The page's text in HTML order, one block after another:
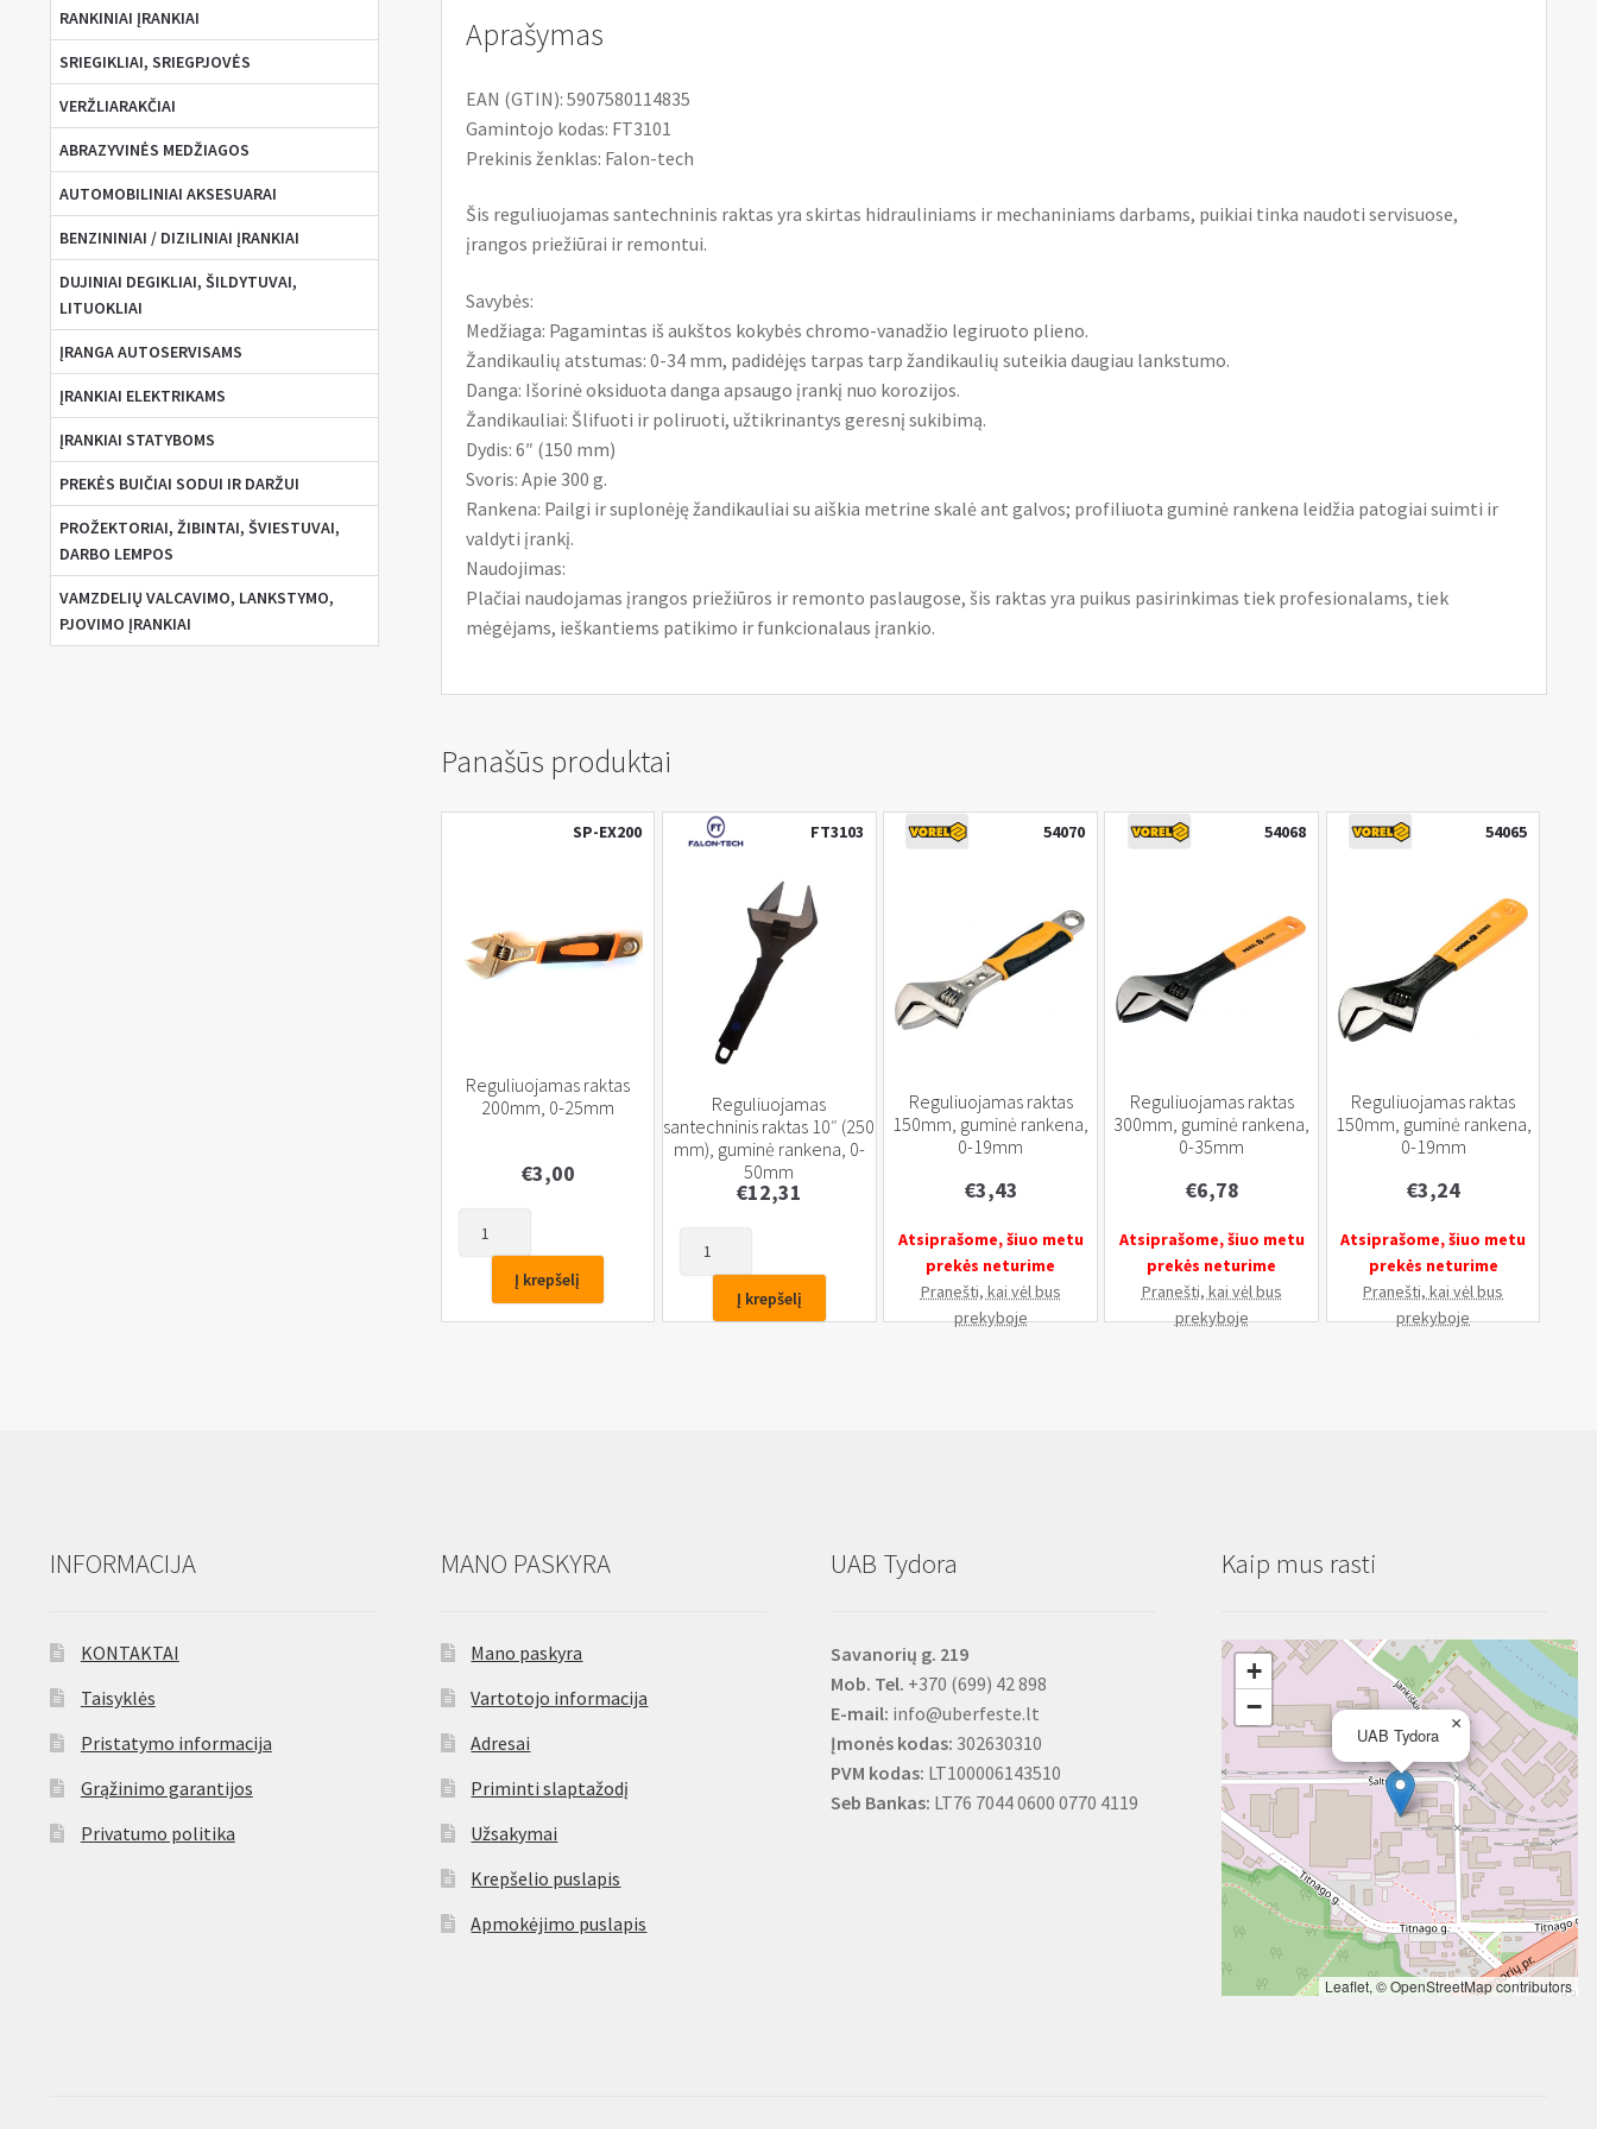
Aprašymas
EAN (GTIN): 5907580114835
Gamintojo kodas: FT3101
Prekinis ženklas: Falon-tech
Šis reguliuojamas santechninis raktas yra skirtas hidrauliniams ir mechaniniams darbams, puikiai tinka naudoti servisuose,
įrangos priežiūrai ir remontui.
Savybės:
Medžiaga: Pagamintas iš aukštos kokybės chromo-vanadžio legiruoto plieno.
Žandikaulių atstumas: 0-34 mm, padidėjęs tarpas tarp žandikaulių suteikia daugiau lankstumo.
Danga: Išorinė oksiduota danga apsaugo įrankį nuo korozijos.
Žandikauliai: Šlifuoti ir poliruoti, užtikrinantys geresnį sukibimą.
Dydis: 6″ (150 mm)
Svoris: Apie 300 g.
Rankena: Pailgi ir suplonėję žandikauliai su aiškia metrine skalė ant galvos; profiliuota guminė rankena leidžia patogiai suimti ir
valdyti įrankį.
Naudojimas:
Plačiai naudojamas įrangos priežiūros ir remonto paslaugose, šis raktas yra puikus pasirinkimas tiek profesionalams, tiek
mėgėjams, ieškantiems patikimo ir funkcionalaus įrankio.
Panašūs produktai
SP-EX200
Reguliuojamas raktas
200mm, 0-25mm
€3,00
Reguliuojamas
raktas
200mm,
Į krepšelį
FT3103
Reguliuojamas
santechninis raktas 10″ (250
mm), guminė rankena, 0-
50mm
€12,31
Reguliuojamas
santechninis
Į krepšelį
54070
Reguliuojamas raktas
150mm, guminė rankena,
0-19mm
€3,43
Atsiprašome, šiuo metu
prekės neturime
Pranešti, kai vėl bus
prekyboje
54068
Reguliuojamas raktas
300mm, guminė rankena,
0-35mm
€6,78
Atsiprašome, šiuo metu
prekės neturime
Pranešti, kai vėl bus
prekyboje
54065
Reguliuojamas raktas
150mm, guminė rankena,
0-19mm
€3,24
Atsiprašome, šiuo metu
prekės neturime
Pranešti, kai vėl bus
prekyboje
RANKINIAI ĮRANKIAI
SRIEGIKLIAI, SRIEGPJOVĖS
VERŽLIARAKČIAI
ABRAZYVINĖS MEDŽIAGOS
AUTOMOBILINIAI AKSESUARAI
BENZININIAI / DIZILINIAI ĮRANKIAI
DUJINIAI DEGIKLIAI, ŠILDYTUVAI,
LITUOKLIAI
ĮRANGA AUTOSERVISAMS
ĮRANKIAI ELEKTRIKAMS
ĮRANKIAI STATYBOMS
PREKĖS BUIČIAI SODUI IR DARŽUI
PROŽEKTORIAI, ŽIBINTAI, ŠVIESTUVAI,
DARBO LEMPOS
VAMZDELIŲ VALCAVIMO, LANKSTYMO,
PJOVIMO ĮRANKIAI
INFORMACIJA
KONTAKTAI
Taisyklės
Pristatymo informacija
Grąžinimo garantijos
Privatumo politika
MANO PASKYRA
Mano paskyra
Vartotojo informacija
Adresai
Priminti slaptažodį
Užsakymai
Krepšelio puslapis
Apmokėjimo puslapis
UAB Tydora
Savanorių g. 219
Mob. Tel. +370 (699) 42 898
E-mail: info@uberfeste.lt
Įmonės kodas: 302630310
PVM kodas: LT100006143510
Seb Bankas: LT76 7044 0600 0770 4119
Kaip mus rasti
UAB Tydora
×
+
−
Leaflet, ©OpenStreetMapcontributors